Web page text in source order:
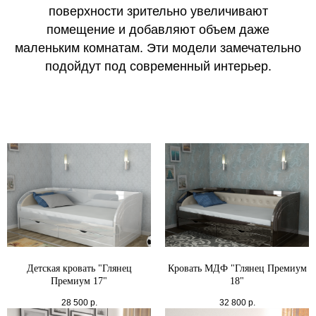
поверхности зрительно увеличивают
помещение и добавляют объем даже
маленьким комнатам. Эти модели замечательно
подойдут под современный интерьер.
Детская кровать "Глянец
Премиум 17"
28 500 р.
Кровать МДФ "Глянец Премиум
18"
32 800 р.